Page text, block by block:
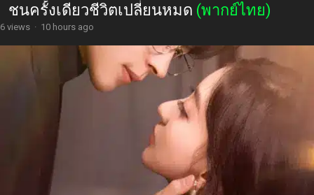
ชนครั้งเดียวชีวิตเปลี่ยนหมด (พากย์ไทย)
6 views · 10 hours ago